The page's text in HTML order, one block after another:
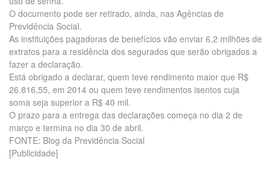
O documento pode ser retirado, ainda, nas Agências de
Previdência Social.
As instituições pagadoras de benefícios vão enviar 6,2 milhões de
extratos para a residência dos segurados que serão obrigados a
fazer a declaração.
Está obrigado a declarar, quem teve rendimento maior que R$
26.816,55, em 2014 ou quem teve rendimentos isentos cuja
soma seja superior a R$ 40 mil.
O prazo para a entrega das declarações começa no dia 2 de
março e termina no dia 30 de abril.
FONTE: Blog da Previdência Social
[Publicidade]